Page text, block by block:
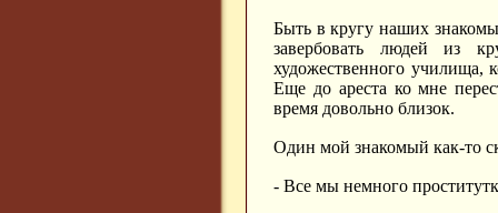
Быть в кругу наших
завербовать людей из
художественного училища,
Еще до ареста ко мне
время довольно близок.
Один мой знакомый как-то
- Все мы немного